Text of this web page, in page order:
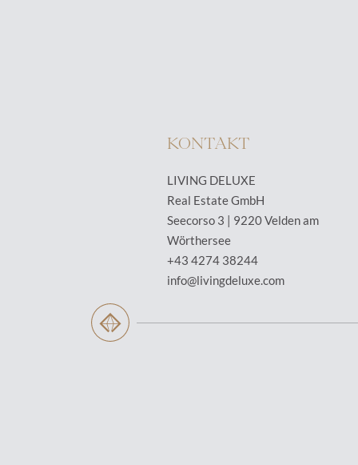
KONTAKT
LIVING DELUXE
Real Estate GmbH
Seecorso 3 | 9220 Velden am
Wörthersee
+43 4274 38244
info@livingdeluxe.com